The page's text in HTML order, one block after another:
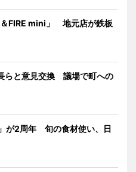
FIRE mini」 地元店が鉄板
らと意見交換 議場で町への
が2周年 旬の食材使い、日